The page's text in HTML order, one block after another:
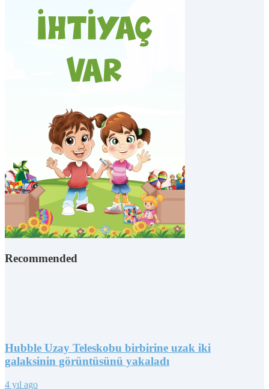
Recommended
Hubble Uzay Teleskobu birbirine uzak iki
galaksinin görüntüsünü yakaladı
4 yıl ago